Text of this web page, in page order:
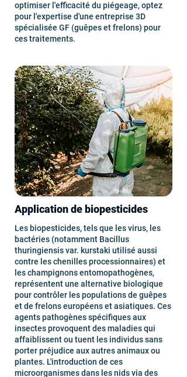
optimiser l'efficacité du piégeage, optez
pour l'expertise d'une entreprise 3D
spécialisée GF (guêpes et frelons) pour
ces traitements.
Application de biopesticides
Les biopesticides, tels que les virus, les
bactéries (notamment Bacillus
thuringiensis var. kurstaki utilisé aussi
contre les chenilles processionnaires) et
les champignons entomopathogènes,
représentent une alternative biologique
pour contrôler les populations de guêpes
et de frelons européens et asiatiques. Ces
agents pathogènes spécifiques aux
insectes provoquent des maladies qui
affaiblissent ou tuent les individus sans
porter préjudice aux autres animaux ou
plantes. L'introduction de ces
microorganismes dans les nids via des